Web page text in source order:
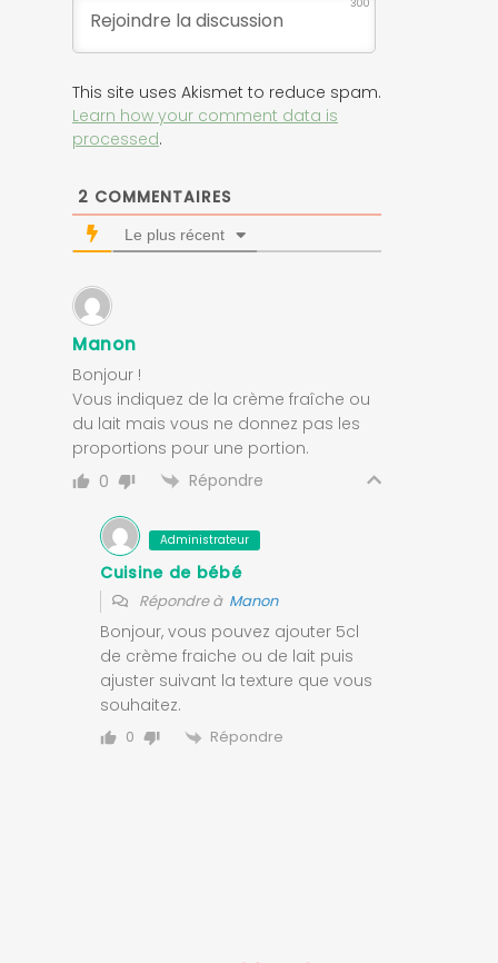
300
This site uses Akismet to reduce spam.
Learn how your comment data is
processed.
2 COMMENTAIRES
Le plus récent
Manon
Bonjour !
Vous indiquez de la crème fraîche ou
du lait mais vous ne donnez pas les
proportions pour une portion.
0
Répondre
Administrateur
Cuisine de bébé
Répondre à Manon
Bonjour, vous pouvez ajouter 5cl
de crème fraiche ou de lait puis
ajuster suivant la texture que vous
souhaitez.
0 Répondre